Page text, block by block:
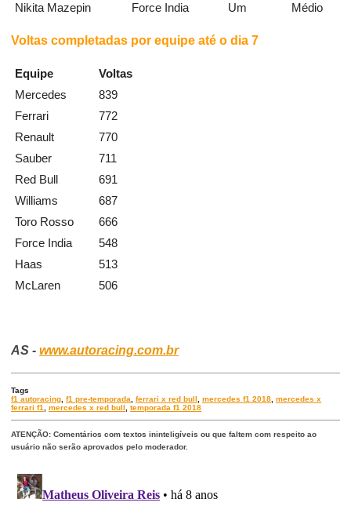
Nikita Mazepin
Force India Um Médio
Voltas completadas por equipe até o dia 7
Equipe
Voltas
Mercedes
839
Ferrari
772
Renault
770
Sauber
711
Red Bull
691
Williams
687
Toro Rosso
666
Force India
548
Haas
513
McLaren
506
AS -www.autoracing.com.br
Tags
f1 autoracing ,f1 pre-temporada ,ferrari x red bull ,mercedes f1 2018 ,mercedes x
ferrari f1
,mercedes x red bull ,temporada f1 2018
ATENÇÃO: Comentários com textos ininteligíveis ou que faltem com respeito ao
usuário não serão aprovados pelo moderador.